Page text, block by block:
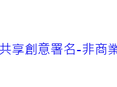
共享創意署名-非商